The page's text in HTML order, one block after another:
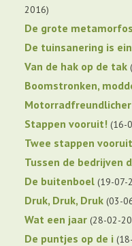
2016
De grote
De tuinsanering is
Van de hak op de tak
Boomstronken,
Stappen vooruit! 16-
Twee stappen
Tussen de bedrijven
De buitenboel 19-07-
Druk, Druk, Druk 03-
Wat een jaar 28-02-
De puntjes op de i